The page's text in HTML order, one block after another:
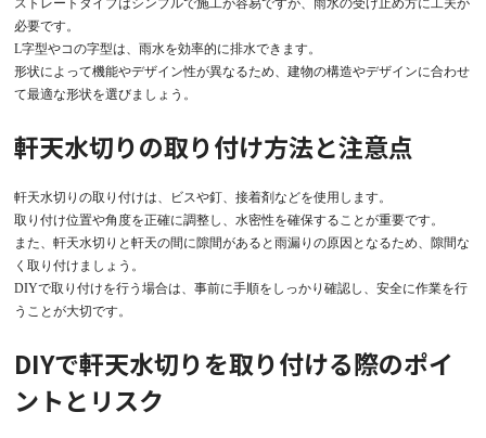
必要です。
L字型やコの字型は、雨水を効率的に排水できます。
形状によって機能やデザイン性が異なるため、建物の構造やデザインに合わせ
て最適な形状を選びましょう。
軒天水切りの取り付け方法と注意点
軒天水切りの取り付けは、ビスや釘、接着剤などを使用します。
取り付け位置や角度を正確に調整し、水密性を確保することが重要です。
また、軒天水切りと軒天の間に隙間があると雨漏りの原因となるため、隙間な
く取り付けましょう。
DIYで取り付けを行う場合は、事前に手順をしっかり確認し、安全に作業を行
うことが大切です。
DIYで軒天水切りを取り付ける際のポイ
ントとリスク